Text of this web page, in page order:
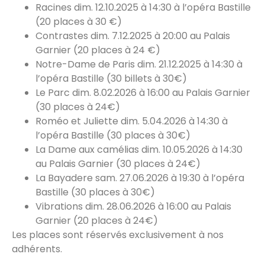
Racines dim. 12.10.2025 à 14:30 à l’opéra Bastille
(20 places à 30 €)
Contrastes dim. 7.12.2025 à 20:00 au Palais
Garnier (20 places à 24 €)
Notre-Dame de Paris dim. 21.12.2025 à 14:30 à
l’opéra Bastille (30 billets à 30€)
Le Parc dim. 8.02.2026 à 16:00 au Palais Garnier
(30 places à 24€)
Roméo et Juliette dim. 5.04.2026 à 14:30 à
l’opéra Bastille (30 places à 30€)
La Dame aux camélias dim. 10.05.2026 à 14:30
au Palais Garnier (30 places à 24€)
La Bayadere sam. 27.06.2026 à 19:30 à l’opéra
Bastille (30 places à 30€)
Vibrations dim. 28.06.2026 à 16:00 au Palais
Garnier (20 places à 24€)
Les places sont réservés exclusivement à nos
adhérents.